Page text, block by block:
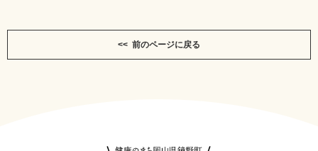
<< 前のページに戻る